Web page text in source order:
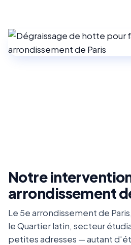
Notre
arrondissement
Le 5e arrondissement de
le Quartier latin, secteur
petites adresses — autant